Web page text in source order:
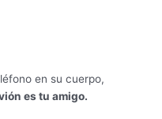
en su cuerpo,
es tu amigo.